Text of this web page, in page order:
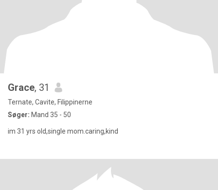
Grace, 31
Ternate, Cavite, Filippinerne
Søger: Mand 35 - 50
im 31 yrs old,single mom.caring,kind